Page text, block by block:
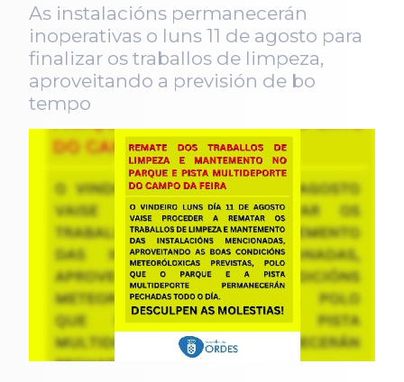
As instalacións permanecerán
inoperativas o luns 11 de agosto para
finalizar os traballos de limpeza,
aproveitando a previsión de bo
tempo